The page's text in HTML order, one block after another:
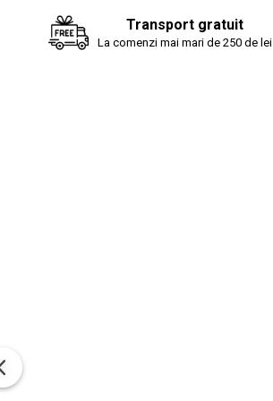
Transport gratuit
La comenzi mai mari de 250 de lei